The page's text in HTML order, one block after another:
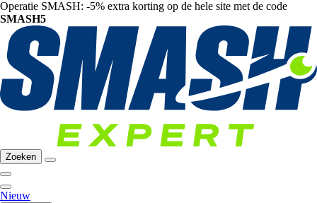
Operatie SMASH: -5% extra korting op de hele site met de code
SMASH5
Zoeken
Nieuw